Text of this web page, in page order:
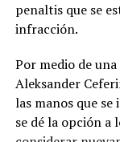
penaltis que se
infracción.
Por medio de
Aleksander
las manos que se
se dé la opción a